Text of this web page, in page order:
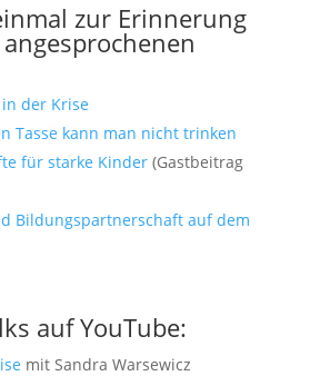
zur Erinnerung
der Krise
Tasse kann man nicht trinken
für starke Kinder(Gastbeitrag
Bildungspartnerschaft auf dem
auf YouTube:
mit Sandra Warsewicz